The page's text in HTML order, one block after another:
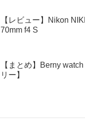
【レビュー】Nikon
70mm f4 S
【まとめ】Berny
リー】